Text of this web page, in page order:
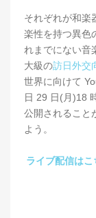
それぞれが和楽
楽性を持つ異色
れまでにない音
大級の訪日外交
世界に向けて
日 29 日(月)18
公開されること
よう。
ライブ配信は